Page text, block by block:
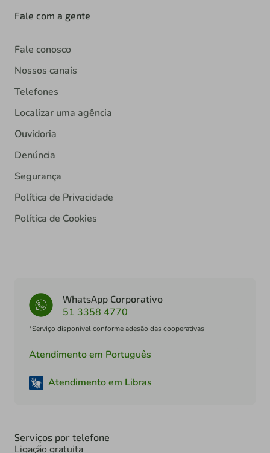
Fale com a gente
Fale conosco
Nossos canais
Telefones
Localizar uma agência
Ouvidoria
Denúncia
Segurança
Política de Privacidade
Política de Cookies
WhatsApp Corporativo
51 3358 4770
*Serviço disponível conforme adesão das cooperativas
Atendimento em Português
Atendimento em Libras
Serviços por telefone
Ligação gratuita